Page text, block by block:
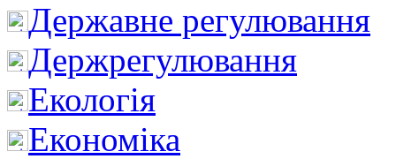
Державне регулювання
Держрегулювання
Екологія
Економіка